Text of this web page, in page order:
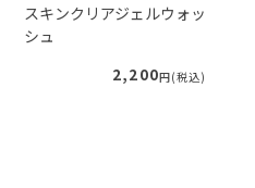
スキンクリアジェルウォッ
シュ
2,200円(税込)